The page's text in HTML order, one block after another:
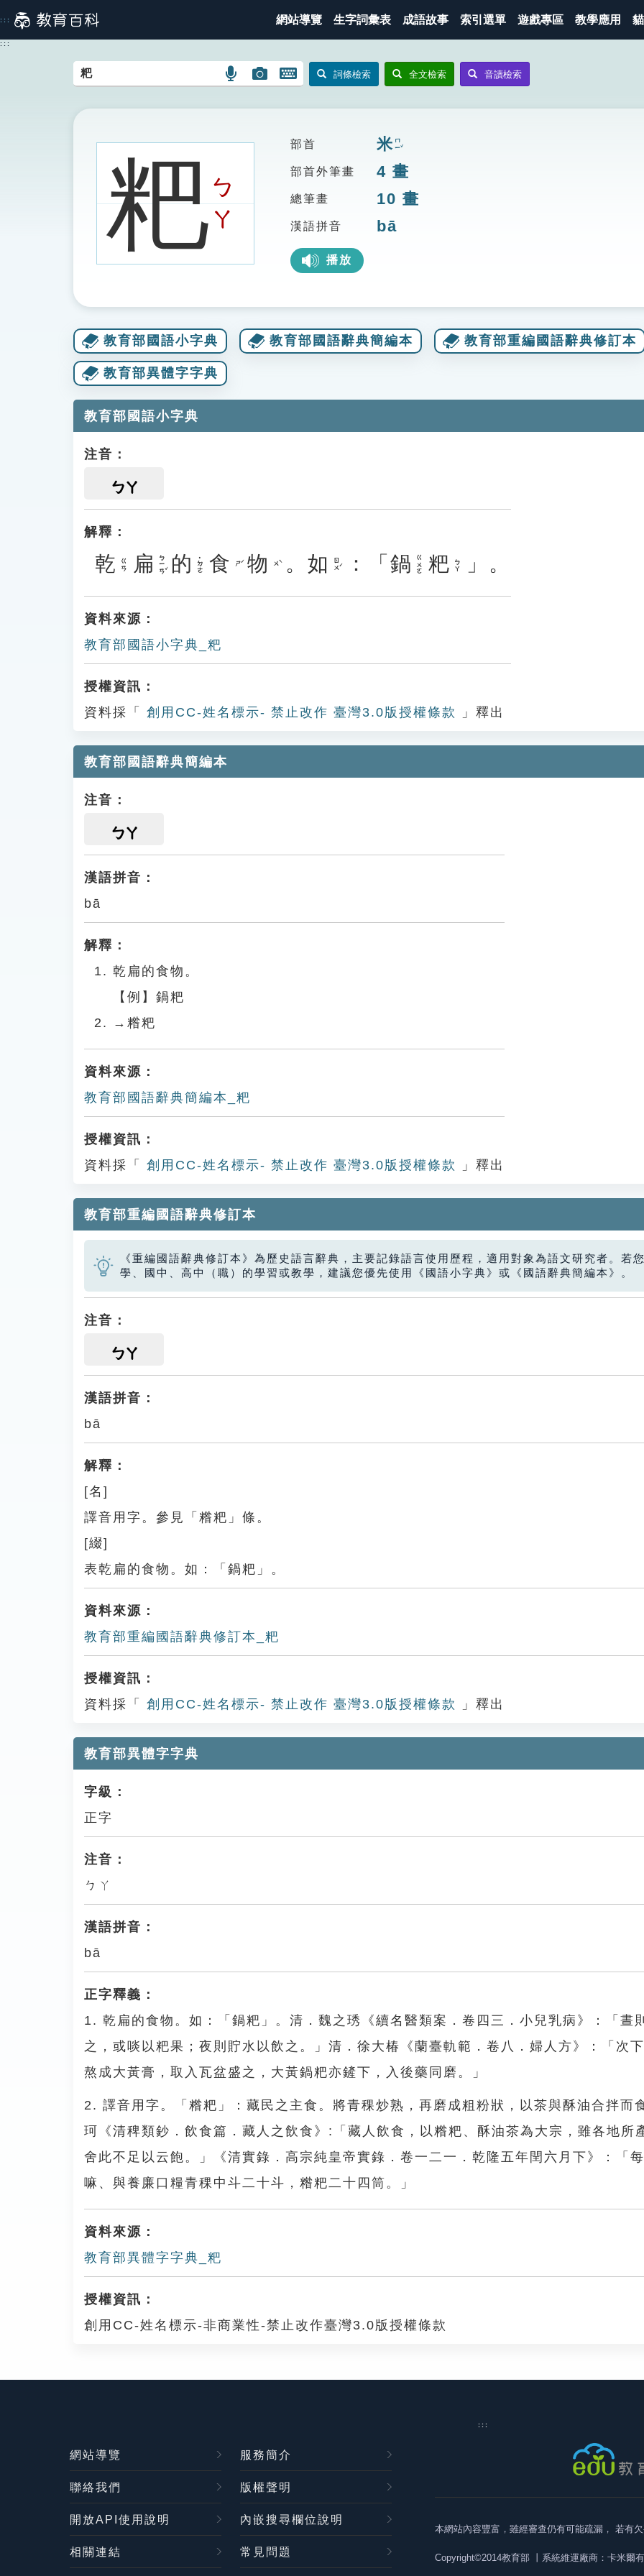
到
主
::: 網站導覽 生字詞彙表 成語故事 索引選單 遊戲專區 教學應用
:::
語
搜
圖
圖
搜
開
鍵
圖
詞條檢索 全文檢索 音讀檢索
粑ㄅ
ㄚ
部首 米ㄇㄧˇ
部首外筆畫 4 畫
總筆畫 10 畫
漢語拼音 bā
播放
教育部國語小字典 教育部國語辭典簡編本 教育部重編國語辭典修訂本
教育部異體字字典
教育部國語小字典
注音：
ㄅㄚ
解釋：
乾 ㄍㄢ 扁 ㄅㄧㄢˇ 的 ˙ㄉㄜ 食 ㄕˊ 物 ㄨˋ 。 如 ㄖㄨˊ ：「 鍋 ㄍㄨㄛ 粑 ㄅㄚ 」。
資料來源：
教育部國語小字典_粑
授權資訊：
資料採「
創用CC-姓名標示- 禁止改作 臺灣3.0版授權條款 」釋出
教育部國語辭典簡編本
注音：
ㄅㄚ
漢語拼音：
bā
解釋：
乾扁的食物。
【例】鍋粑
→糌粑
資料來源：
教育部國語辭典簡編本_粑
授權資訊：
資料採「
創用CC-姓名標示- 禁止改作 臺灣3.0版授權條款 」釋出
教育部重編國語辭典修訂本
《重編國語辭典修訂本》為歷史語言辭典，主要記錄語言使用歷程，適用對象為語文研究者。若
學、國中、高中（職）的學習或教學，建議您優先使用《國語小字典》或《國語辭典簡編本》。
注音：
ㄅㄚ
漢語拼音：
bā
解釋：
[名]
譯音用字。參見「糌粑」條。
[綴]
表乾扁的食物。如：「鍋粑」。
資料來源：
教育部重編國語辭典修訂本_粑
授權資訊：
資料採「
創用CC-姓名標示- 禁止改作 臺灣3.0版授權條款 」釋出
教育部異體字字典
字級：
正字
注音：
ㄅㄚ
漢語拼音：
bā
正字釋義：
1. 乾扁的食物。如：「鍋粑」。清．魏之琇《續名醫類案．卷四三．小兒乳病》：「晝
之，或啖以粑果；夜則貯水以飲之。」清．徐大椿《蘭臺軌範．卷八．婦人方》：「次
熬成大黃膏，取入瓦盆盛之，大黃鍋粑亦鏟下，入後藥同磨。」
2. 譯音用字。「糌粑」：藏民之主食。將青稞炒熟，再磨成粗粉狀，以茶與酥油合拌而
珂《清稗類鈔．飲食篇．藏人之飲食》:「藏人飲食，以糌粑、酥油茶為大宗，雖各地所
舍此不足以云飽。」《清實錄．高宗純皇帝實錄．卷一二一．乾隆五年閏六月下》：「
嘛、與養廉口糧青稞中斗二十斗，糌粑二十四筒。」
資料來源：
教育部異體字字典_粑
授權資訊：
創用CC-姓名標示-非商業性-禁止改作臺灣3.0版授權條款
:::
網站導覽 服務簡介
聯絡我們 版權聲明
開放API使用說明 內嵌搜尋欄位說明
相關連結 常見問題
本網站內容豐富，雖經審查仍有可能疏漏， 若有
Copyright©2014教育部 丨系統維運廠商：卡米爾